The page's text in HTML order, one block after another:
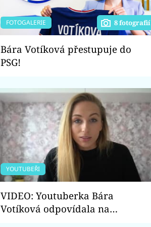
FOTOGALERIE 8 fotografií
Bára Votíková přestupuje do
PSG!
YOUTUBEŘI
VIDEO: Youtuberka Bára
Votíková odpovídala na